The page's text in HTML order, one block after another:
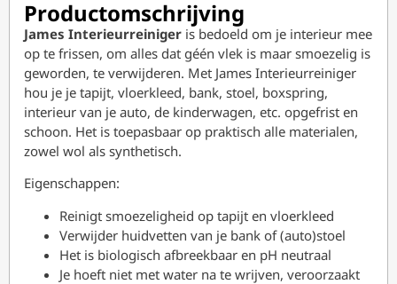
Productomschrijving
James Interieurreiniger is bedoeld om je interieur mee
op te frissen, om alles dat géén vlek is maar smoezelig is
geworden, te verwijderen. Met James Interieurreiniger
hou je je tapijt, vloerkleed, bank, stoel, boxspring,
interieur van je auto, de kinderwagen, etc. opgefrist en
schoon. Het is toepasbaar op praktisch alle materialen,
zowel wol als synthetisch.
Eigenschappen:
Reinigt smoezeligheid op tapijt en vloerkleed
Verwijder huidvetten van je bank of (auto)stoel
Het is biologisch afbreekbaar en pH neutraal
Je hoeft niet met water na te wrijven, veroorzaakt